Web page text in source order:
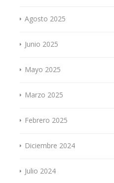
Agosto 2025
Junio 2025
Mayo 2025
Marzo 2025
Febrero 2025
Diciembre 2024
Julio 2024